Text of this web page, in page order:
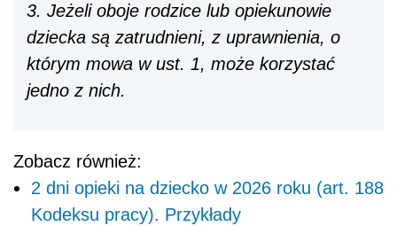
3. Jeżeli oboje rodzice lub opiekunowie
dziecka są zatrudnieni, z uprawnienia, o
którym mowa w ust. 1, może korzystać
jedno z nich.
Zobacz również:
2 dni opieki na dziecko w 2026 roku (art. 188
Kodeksu pracy). Przykłady